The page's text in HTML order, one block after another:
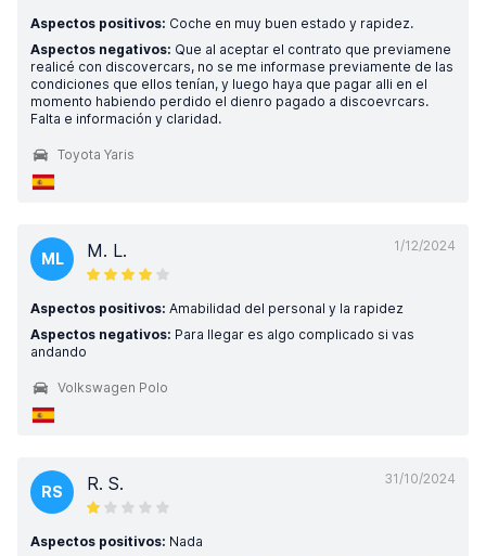
Aspectos positivos: Coche en muy buen estado y rapidez.
Aspectos negativos: Que al aceptar el contrato que previamene
realicé con discovercars, no se me informase previamente de las
condiciones que ellos tenían, y luego haya que pagar alli en el
momento habiendo perdido el dienro pagado a discoevrcars.
Falta e información y claridad.
Toyota Yaris
1/12/2024
ML M. L.
Aspectos positivos: Amabilidad del personal y la rapidez
Aspectos negativos: Para llegar es algo complicado si vas
andando
Volkswagen Polo
31/10/2024
RS R. S.
Aspectos positivos: Nada